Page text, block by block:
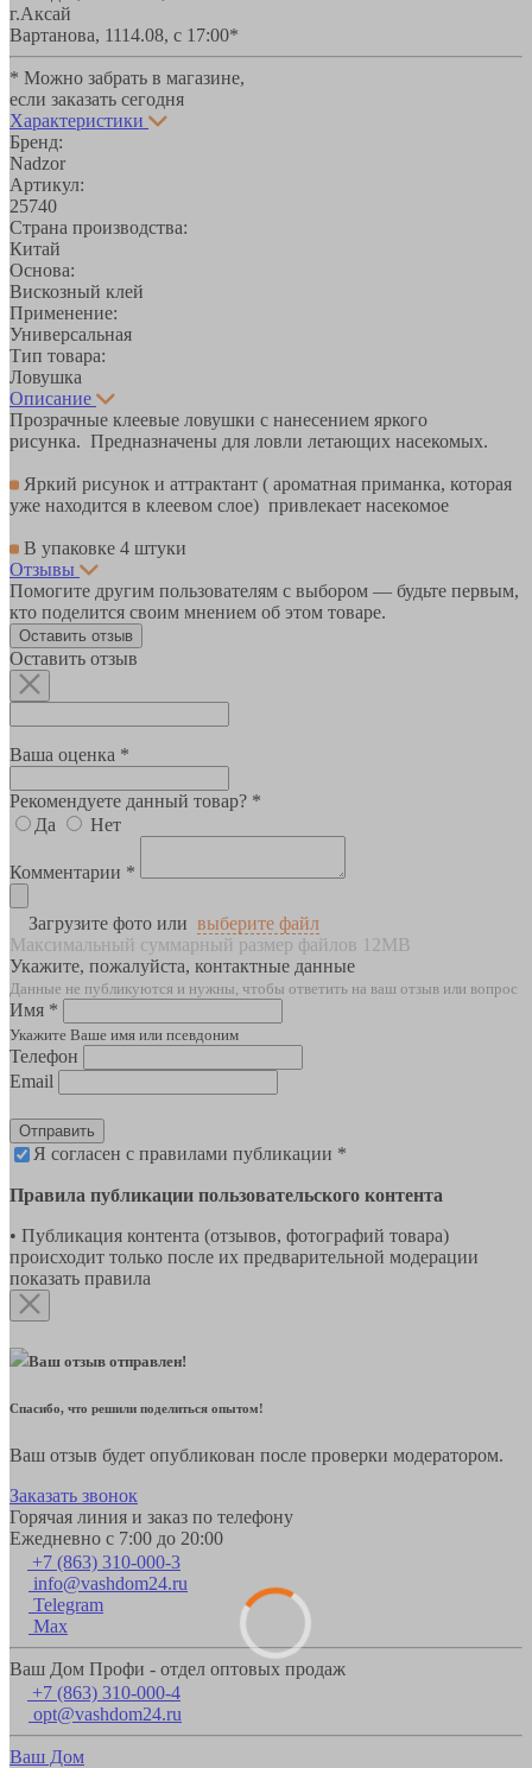
г.Аксай
Вартанова, 1114.08, с 17:00*
* Можно забрать в магазине,
если заказать сегодня
Характеристики
Бренд:
Nadzor
Артикул:
25740
Страна производства:
Китай
Основа:
Вискозный клей
Применение:
Универсальная
Тип товара:
Ловушка
Описание
Прозрачные клеевые ловушки с нанесением яркого
рисунка. Предназначены для ловли летающих насекомых.
Яркий рисунок и аттрактант ( ароматная приманка, которая
уже находится в клеевом слое) привлекает насекомое
В упаковке 4 штуки
Отзывы
Помогите другим пользователям с выбором — будьте первым,
кто поделится своим мнением об этом товаре.
Оставить отзыв
Оставить отзыв
Ваша оценка *
Рекомендуете данный товар? *
Да
Нет
Комментарии *
Загрузите фото или выберите файл
Максимальный суммарный размер файлов 12MB
Укажите, пожалуйста, контактные данные
Данные не публикуются и нужны, чтобы ответить на ваш отзыв или вопрос
Имя *
Укажите Ваше имя или псевдоним
Телефон
Email
Отправить
Я согласен с правилами публикации *
Правила публикации пользовательского контента
• Публикация контента (отзывов, фотографий товара)
происходит только после их предварительной модерации
показать правила
Ваш отзыв отправлен!
Спасибо, что решили поделиться опытом!
Ваш отзыв будет опубликован после проверки модератором.
Заказать звонок
Горячая линия и заказ по телефону
Ежедневно с 7:00 до 20:00
+7 (863) 310-000-3
info@vashdom24.ru
Telegram
Max
Ваш Дом Профи - отдел оптовых продаж
+7 (863) 310-000-4
opt@vashdom24.ru
Ваш Дом